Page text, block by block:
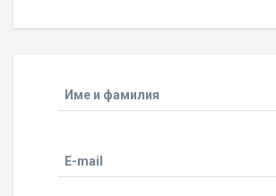
Име и фамилия
E-mail